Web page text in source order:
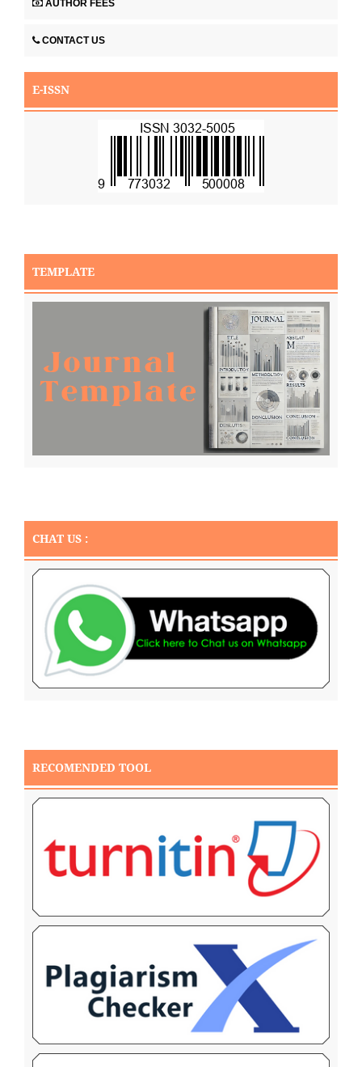
AUTHOR FEES
CONTACT US
E-ISSN
TEMPLATE
CHAT US :
RECOMENDED TOOL